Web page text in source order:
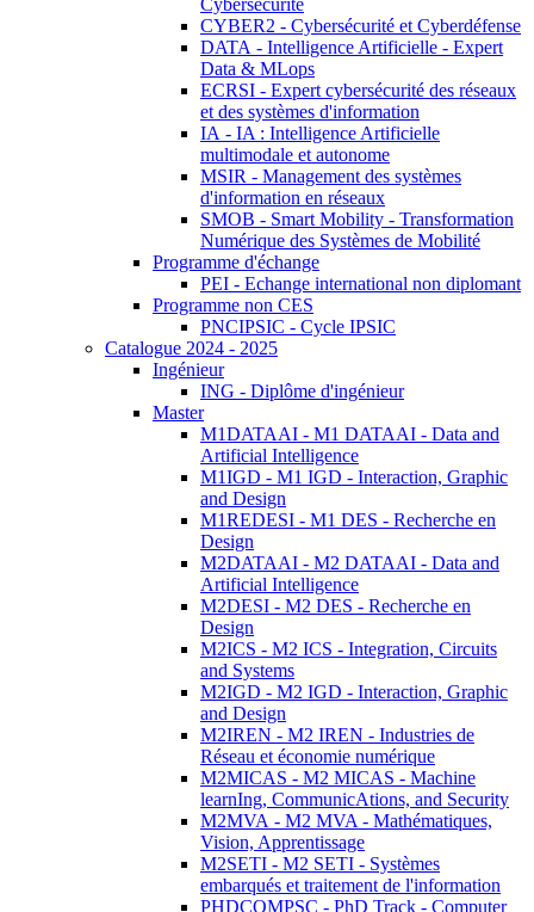
Cybersécurité
CYBER2 - Cybersécurité et Cyberdéfense
DATA - Intelligence Artificielle - Expert
Data & MLops
ECRSI - Expert cybersécurité des réseaux
et des systèmes d'information
IA - IA : Intelligence Artificielle
multimodale et autonome
MSIR - Management des systèmes
d'information en réseaux
SMOB - Smart Mobility - Transformation
Numérique des Systèmes de Mobilité
Programme d'échange
PEI - Echange international non diplomant
Programme non CES
PNCIPSIC - Cycle IPSIC
Catalogue 2024 - 2025
Ingénieur
ING - Diplôme d'ingénieur
Master
M1DATAAI - M1 DATAAI - Data and
Artificial Intelligence
M1IGD - M1 IGD - Interaction, Graphic
and Design
M1REDESI - M1 DES - Recherche en
Design
M2DATAAI - M2 DATAAI - Data and
Artificial Intelligence
M2DESI - M2 DES - Recherche en
Design
M2ICS - M2 ICS - Integration, Circuits
and Systems
M2IGD - M2 IGD - Interaction, Graphic
and Design
M2IREN - M2 IREN - Industries de
Réseau et économie numérique
M2MICAS - M2 MICAS - Machine
learnIng, CommunicAtions, and Security
M2MVA - M2 MVA - Mathématiques,
Vision, Apprentissage
M2SETI - M2 SETI - Systèmes
embarqués et traitement de l'information
PHDCOMPSC - PhD Track - Computer